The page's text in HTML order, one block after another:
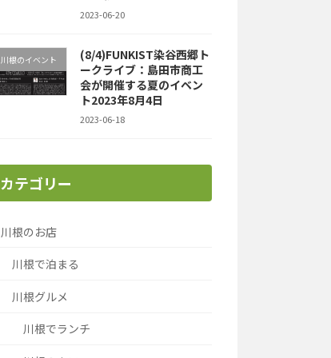
2023-06-20
川根のイベント
(8/4)FUNKIST染谷西郷ト
ークライブ：島田市商工
会が開催する夏のイベン
ト2023年8月4日
2023-06-18
カテゴリー
川根のお店
川根で泊まる
川根グルメ
川根でランチ